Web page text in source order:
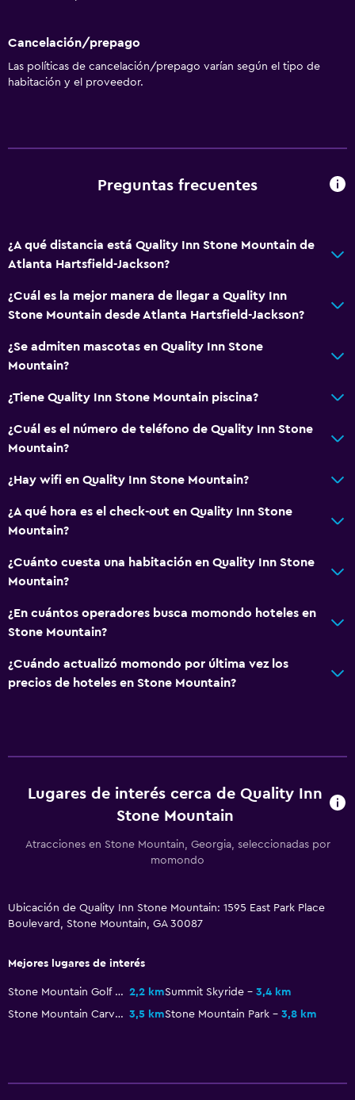
Máquina expendedora (botanas)
Microondas
TV de pantalla plana
Baño
Secador de pelo
Ducha
Salud y seguridad
Cámaras CCTV en el exterior
Caja fuerte
Cámaras CCTV en zonas comunes
Centro de negocios
Instalaciones para reuniones
Lavandería
Estacionamiento y transporte
Escritorio
Cancelación/prepago
Las políticas de cancelación/prepago varían según el tipo de
habitación y el proveedor.
Preguntas frecuentes
¿A qué distancia está Quality Inn Stone Mountain de
Atlanta Hartsfield-Jackson?
¿Cuál es la mejor manera de llegar a Quality Inn
Stone Mountain desde Atlanta Hartsfield-Jackson?
¿Se admiten mascotas en Quality Inn Stone
Mountain?
¿Tiene Quality Inn Stone Mountain piscina?
¿Cuál es el número de teléfono de Quality Inn Stone
Mountain?
¿Hay wifi en Quality Inn Stone Mountain?
¿A qué hora es el check-out en Quality Inn Stone
Mountain?
¿Cuánto cuesta una habitación en Quality Inn Stone
Mountain?
¿En cuántos operadores busca momondo hoteles en
Stone Mountain?
¿Cuándo actualizó momondo por última vez los
precios de hoteles en Stone Mountain?
Lugares de interés cerca de Quality Inn
Stone Mountain
Atracciones en Stone Mountain, Georgia, seleccionadas por
momondo
Ubicación de Quality Inn Stone Mountain: 1595 East Park Place
Boulevard, Stone Mountain, GA 30087
Mejores lugares de interés
Stone Mountain Golf Club 2,2 kmSummit Skyride
3,4 km
Stone Mountain Carving 3,5 kmStone Mountain Park 3,8 km